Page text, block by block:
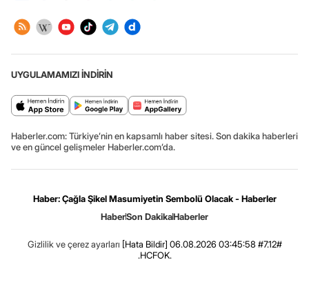
UYGULAMAMIZI İNDİRİN
Haberler.com: Türkiye’nin en kapsamlı haber sitesi. Son dakika haberleri
ve en güncel gelişmeler Haberler.com’da.
Haber: Çağla Şikel Masumiyetin Sembolü Olacak - Haberler
HaberSon DakikaHaberler
Gizlilik ve çerez ayarları [Hata Bildir] 06.08.2026 03:45:58 #7.12#
.HCFOK.